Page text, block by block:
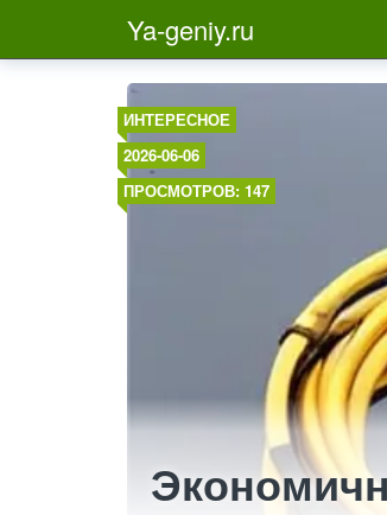
Ya-geniy.ru
ИНТЕРЕСНОЕ
2026-06-06
ПРОСМОТРОВ: 147